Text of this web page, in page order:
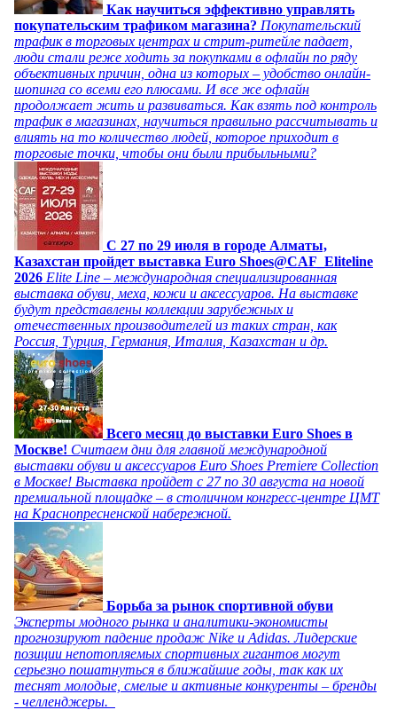
Как научиться эффективно управлять
покупательским трафиком магазина? Покупательский
трафик в торговых центрах и стрит-ритейле падает,
люди стали реже ходить за покупками в офлайн по ряду
объективных причин, одна из которых – удобство онлайн-
шопинга со всеми его плюсами. И все же офлайн
продолжает жить и развиваться. Как взять под контроль
трафик в магазинах, научиться правильно рассчитывать и
влиять на то количество людей, которое приходит в
торговые точки, чтобы они были прибыльными?
C 27 по 29 июля в городе Алматы,
Казахстан пройдет выставка Euro Shoes@CAF_Eliteline
2026 Elite Line – международная специализированная
выставка обуви, меха, кожи и аксессуаров. На выставке
будут представлены коллекции зарубежных и
отечественных производителей из таких стран, как
Россия, Турция, Германия, Италия, Казахстан и др.
Всего месяц до выставки Euro Shoes в
Москве! Считаем дни для главной международной
выставки обуви и аксессуаров Euro Shoes Premiere Collection
в Москве! Выставка пройдет с 27 по 30 августа на новой
премиальной площадке – в столичном конгресс-центре ЦМТ
на Краснопресненской набережной.
Борьба за рынок спортивной обуви
Эксперты модного рынка и аналитики-экономисты
прогнозируют падение продаж Nike и Adidas. Лидерские
позиции непотопляемых спортивных гигантов могут
серьезно пошатнуться в ближайшие годы, так как их
теснят молодые, смелые и активные конкуренты – бренды
- челленджеры.